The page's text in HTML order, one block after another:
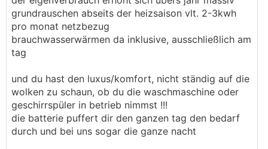
grundrauschen abseits der heizsaison vlt. 2-3kwh
pro monat netzbezug
brauchwasserwärmen da inklusive, ausschließlich am
tag
und du hast den luxus/komfort, nicht ständig auf die
wolken zu schaun, ob du die waschmaschine oder
geschirrspüler in betrieb nimmst !!!
die batterie puffert dir den ganzen tag den bedarf
durch und bei uns sogar die ganze nacht